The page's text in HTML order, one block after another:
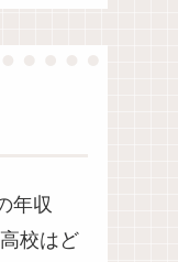
年収
校はど